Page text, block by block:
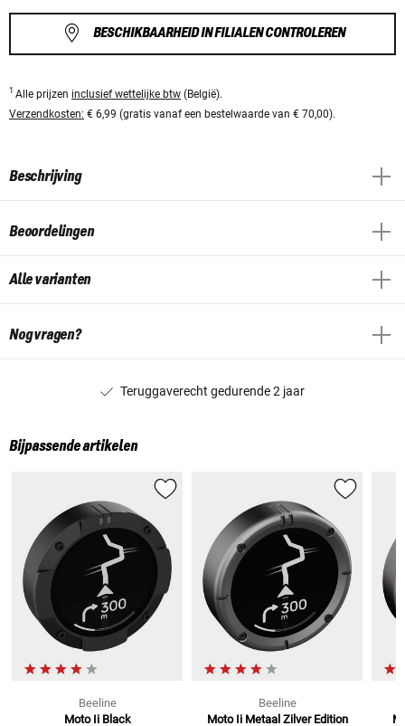
BESCHIKBAARHEID IN FILIALEN CONTROLEREN
1 Alle prijzen inclusief wettelijke btw (België).
Verzendkosten: € 6,99 (gratis vanaf een bestelwaarde van € 70,00).
Beschrijving
Beoordelingen
Alle varianten
Nog vragen?
Teruggaverecht gedurende 2 jaar
Bijpassende artikelen
Beeline
Moto Ii Black
Beeline
Moto Ii Metaal Zilver Edition